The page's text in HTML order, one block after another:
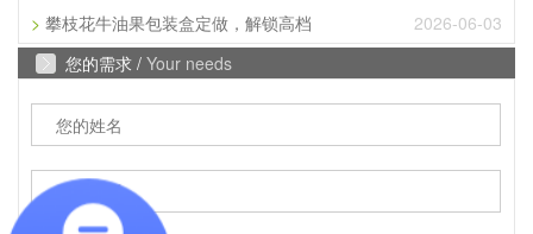
A
成都包装厂：纸质包装盒定制常见破损问题 提前规
避技巧，纸质包装盒定制最常见的破损问题的是运输
过程中的挤压破损，...
成都包装厂：包装盒印刷工艺怎么选？烫
A
成都包装盒定制厂家：包装盒印刷工艺怎么选？烫
金、UV、击凸效果对比，不少商家在选择包装印刷
> 攀枝花牛油果包装盒定做，解锁高档
2026-06-03
您的需求 / Your needs